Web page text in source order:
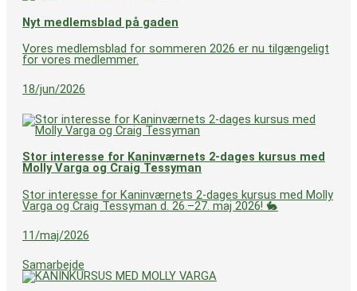
Nyt medlemsblad på gaden
Vores medlemsblad for sommeren 2026 er nu tilgængeligt
for vores medlemmer.
18/jun/2026
Stor interesse for Kaninværnets 2-dages kursus med
Molly Varga og Craig Tessyman
Stor interesse for Kaninværnets 2-dages kursus med Molly
Varga og Craig Tessyman d. 26.–27. maj 2026! 🐇
11/maj/2026
Samarbejde